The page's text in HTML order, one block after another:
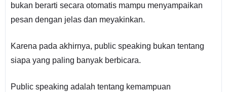
bukan berarti secara otomatis mampu menyampaikan
pesan dengan jelas dan meyakinkan.
Karena pada akhirnya, public speaking bukan tentang
siapa yang paling banyak berbicara.
Public speaking adalah tentang kemampuan